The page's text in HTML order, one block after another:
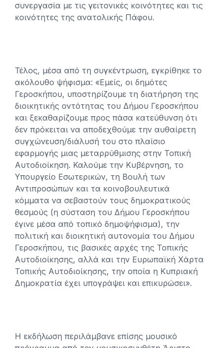
συνεργασία με τις γειτονικές κοινότητες και τις
κοινότητες της ανατολικής Πάφου.
Τέλος, μέσα από τη συγκέντρωση, εγκρίθηκε το
ακόλουθο ψήφισμα: «Εμείς, οι δημότες
Γεροσκήπου, υποστηρίζουμε τη διατήρηση της
διοικητικής οντότητας του Δήμου Γεροσκήπου
και ξεκαθαρίζουμε προς πάσα κατεύθυνση ότι
δεν πρόκειται να αποδεχθούμε την αυθαίρετη
συγχώνευση/διάλυσή του στο πλαίσιο
εφαρμογής μιας μεταρρύθμισης στην Τοπική
Αυτοδιοίκηση. Καλούμε την Κυβέρνηση, το
Υπουργείο Εσωτερικών, τη Βουλή των
Αντιπροσώπων και τα κοινοβουλευτικά
κόμματα να σεβαστούν τους δημοκρατικούς
θεσμούς (η σύσταση του Δήμου Γεροσκήπου
έγινε μέσα από τοπικό δημοψήφισμα), την
πολιτική και διοικητική αυτονομία του Δήμου
Γεροσκήπου, τις βασικές αρχές της Τοπικής
Αυτοδιοίκησης, αλλά και την Ευρωπαϊκή Χάρτα
Τοπικής Αυτοδιοίκησης, την οποία η Κυπριακή
Δημοκρατία έχει υπογράψει και επικυρώσει».
Η εκδήλωση περιλάμβανε επίσης μουσικό